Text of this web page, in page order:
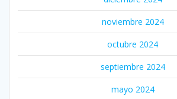
noviembre 2024
octubre 2024
septiembre 2024
mayo 2024